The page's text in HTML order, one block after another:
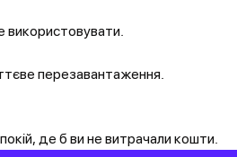
використовувати.
перезавантаження.
де б ви не витрачали кошти.